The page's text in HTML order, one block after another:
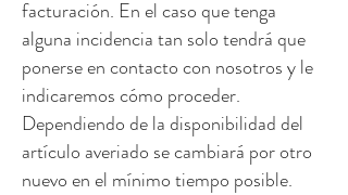
facturación. En el caso que tenga
alguna incidencia tan solo tendrá que
ponerse en contacto con nosotros y le
indicaremos cómo proceder.
Dependiendo de la disponibilidad del
artículo averiado se cambiará por otro
nuevo en el mínimo tiempo posible.